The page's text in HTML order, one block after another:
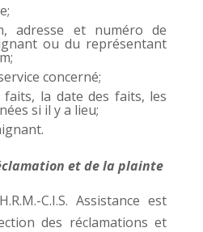
adresse et numéro de
ou du représentant
concerné;
faits, la date des faits, les
si il y a lieu;
et de la plainte
C.I.S. Assistance est
des réclamations et